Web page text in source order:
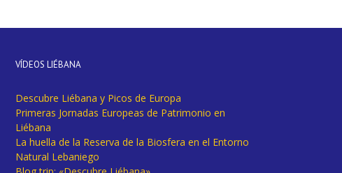
VÍDEOS LIÉBANA
Descubre Liébana y Picos de Europa
Primeras Jornadas Europeas de Patrimonio en
Liébana
La huella de la Reserva de la Biosfera en el Entorno
Natural Lebaniego